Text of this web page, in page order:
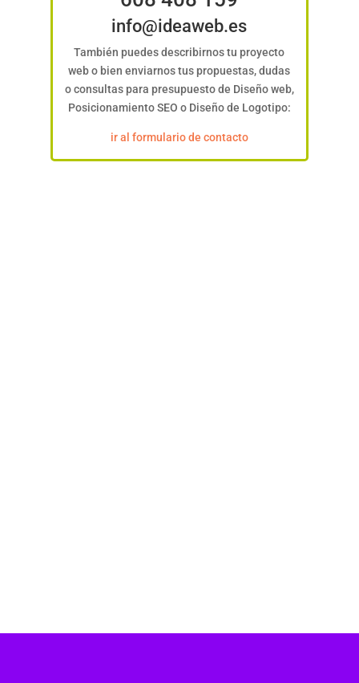
info@ideaweb.es
También puedes describirnos tu proyecto
web o bien enviarnos tus propuestas, dudas
o consultas para presupuesto de Diseño web,
Posicionamiento SEO o Diseño de Logotipo:
ir al formulario de contacto